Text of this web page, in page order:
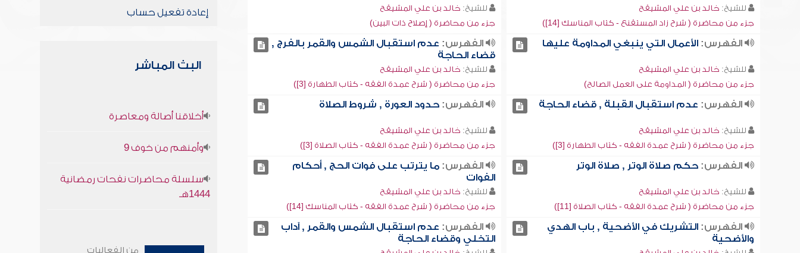
للشيخ: خالد بن علي المشيقح
جزء من محاضرة ( شرح زاد المستقنع - كتاب المناسك [14])
للشيخ: خالد بن علي المشيقح
جزء من محاضرة ( إصلاح ذات البين)
الفهرس:الأعمال التي ينبغي المداومة عليها
للشيخ: خالد بن علي المشيقح
جزء من محاضرة ( المداومة على العمل الصالح)
الفهرس: عدم استقبال الشمس والقمر بالفرج ,
قضاء الحاجة
للشيخ: خالد بن علي المشيقح
جزء من محاضرة ( شرح عمدة الفقه - كتاب الطهارة [3])
الفهرس: عدم استقبال القبلة , قضاء الحاجة
للشيخ: خالد بن علي المشيقح
جزء من محاضرة ( شرح عمدة الفقه - كتاب الطهارة [3])
الفهرس: حدود العورة , شروط الصلاة
للشيخ: خالد بن علي المشيقح
جزء من محاضرة ( شرح عمدة الفقه - كتاب الصلاة [3])
الفهرس:حكم صلاة الوتر , صلاة الوتر
للشيخ: خالد بن علي المشيقح
جزء من محاضرة ( شرح عمدة الفقه - كتاب الصلاة [11])
الفهرس: ما يترتب على فوات الحج , أحكام
الفوات
للشيخ: خالد بن علي المشيقح
جزء من محاضرة ( شرح عمدة الفقه - كتاب المناسك [14])
الفهرس:التشريك في الأضحية , باب الهدي
والأضحية
الفهرس: عدم استقبال الشمس والقمر , آداب
التخلي وقضاء الحاجة
إعادة تفعيل حساب
البث المباشر
أخلاقنا أصالة ومعاصرة
وأمنهم من خوف 9
سلسلة محاضرات نفحات رمضانية
1444هـ
من الفعاليات